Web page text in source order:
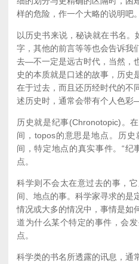
样的危险，作一个大略的说明吧。
以历史书来说，秘诀就在书名。
字，其他的前言等等也会告诉我
去—不一定是远古时代，当然，
史的本质就是口述的故事，历史
在于过去，而且还历经时代的不
述历史时，通常会带有个人色彩
历史就是纪事(Chronotopic)。
间，topos的意思是地点。历
间，特定地点的真实事件。“纪
点。
科学则不会太在意过去的事，
间、地点的事。科学家寻求的是
情况或大多的情况中，事情是如
道为什么某个特定的事件，会
点。
科学类的书名所透露的讯息，通